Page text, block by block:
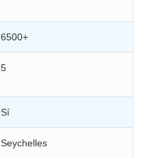
6500+
5
Sí
Seychelles